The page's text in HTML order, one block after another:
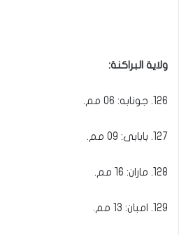
ولاية البراكنة:
126. جونابه: 06 مم.
127. بابابى: 09 مم.
128. ماران: 16 مم.
129. امبان: 13 مم.